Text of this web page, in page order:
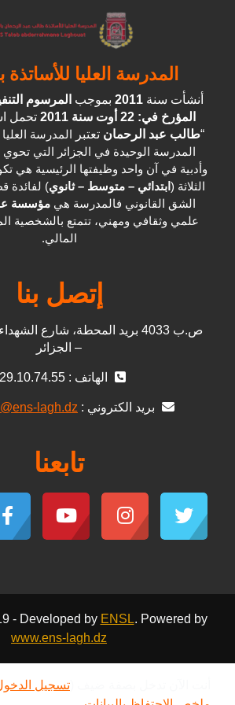
المدرسة العليا للأساتذة
أنشأت سنة 2011 بموجب
المؤرخ في: 22 أوت سنة 2011
تحمل
“طالب عبد الرحمان تعتبر المدرسة
المدرسة الوحيدة في الجزائر التي
وأدبية في آن واحد وظيفتها الرئيسية هي
الثلاثة ( ابتدائي – متوسط – ثانوي) لفائدة
الشق القانوني فالمدرسة هي مؤسسة
علمي وثقافي ومهني، تتمتع بالشخصية
المالي.
إتصل بنا
– الجزائر
الهاتف : 029.10.74.55
بريد الكتروني : lagh.dz
تابعنا
- Developed by ENSL. Powered by
www.ens-lagh.dz
تسجيل